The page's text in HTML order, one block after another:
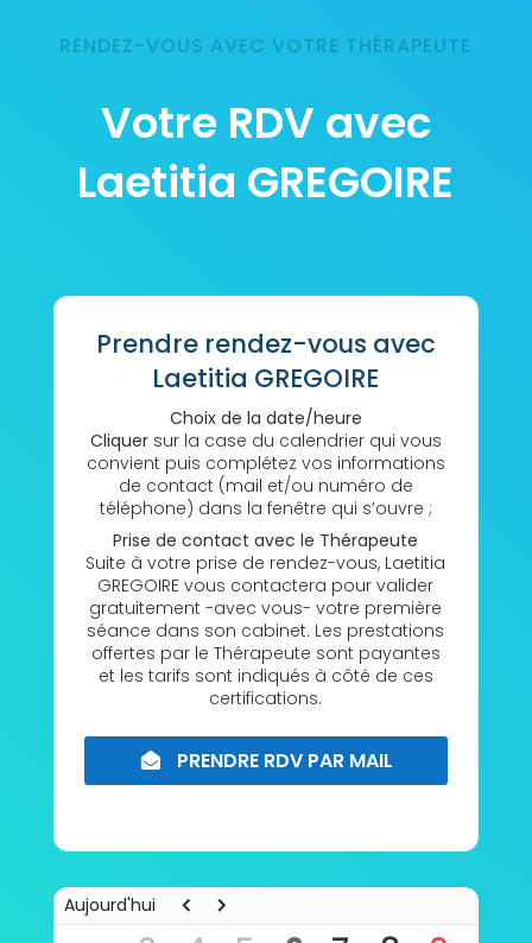
RENDEZ-VOUS AVEC VOTRE THÉRAPEUTE
Votre RDV avec
Laetitia GREGOIRE
Prendre rendez-vous avec
Laetitia GREGOIRE
Choix de la date/heure
Cliquersur la case du calendrier qui vous
convient puis complétez vos informations
de contact (mail et/ou numéro de
téléphone) dans la fenêtre qui s’ouvre ;
Prise de contact avec le Thérapeute
Suite à votre prise de rendez-vous, Laetitia
GREGOIRE vous contactera pour valider
gratuitement -avec vous- votre première
séance dans son cabinet. Les prestations
offertes par le Thérapeute sont payantes
et les tarifs sont indiqués à côté de ces
certifications.
PRENDRE RDV PAR MAIL
Aujourd'hui
8h00